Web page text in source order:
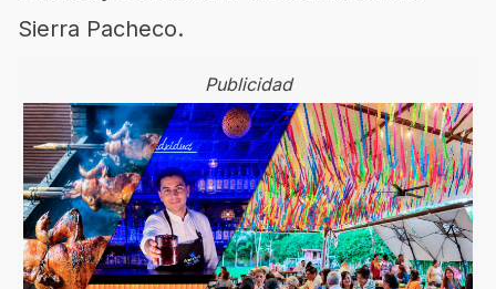
Sierra Pacheco.
Publicidad